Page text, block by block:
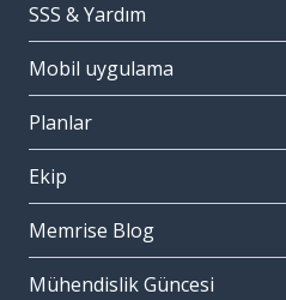
SSS & Yardım
Mobil uygulama
Planlar
Ekip
Memrise Blog
Mühendislik Güncesi